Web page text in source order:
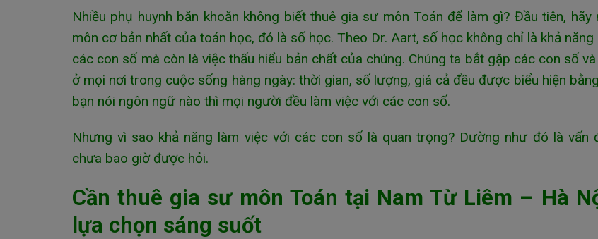
Nhiều phụ huynh băn khoăn không biết thuê gia sư môn Toán để làm gì? Đầu tiên, hãy
môn cơ bản nhất của toán học, đó là số học. Theo Dr. Aart, số học không chỉ là khả năng
các con số mà còn là việc thấu hiểu bản chất của chúng. Chúng ta bắt gặp các con số
ở mọi nơi trong cuộc sống hàng ngày: thời gian, số lượng, giá cả đều được biểu hiện
bạn nói ngôn ngữ nào thì mọi người đều làm việc với các con số.
Nhưng vì sao khả năng làm việc với các con số là quan trọng? Dường như đó là vấn
chưa bao giờ được hỏi.
Cần thuê gia sư môn Toán tại Nam Từ Liêm – Hà
lựa chọn sáng suốt